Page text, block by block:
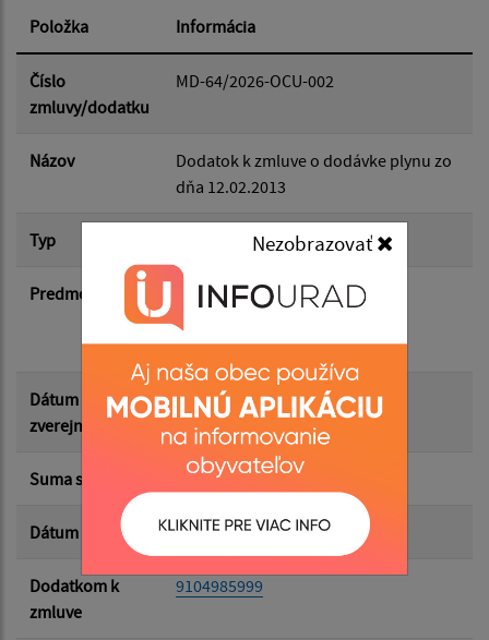
Nezobrazovať
Dátum od:
Dátum do:
Suma od:
Suma do:
Položka Informácia
Číslo
zmluvy/dodatku
MD-64/2026-OCU-002
Názov
Dodatok k zmluve o dodávke plynu zo
dňa 12.02.2013
Typ Dodatok k zmluve
Predmet
Dodávka plynu pre odberateľov
organizácie (maloodber)
Dátum
zverejnenia
06.02.2026
Suma s DPH* 0.00 €
Dátum uzavretia 06.02.2026
Dodatkom k
zmluve
9104985999